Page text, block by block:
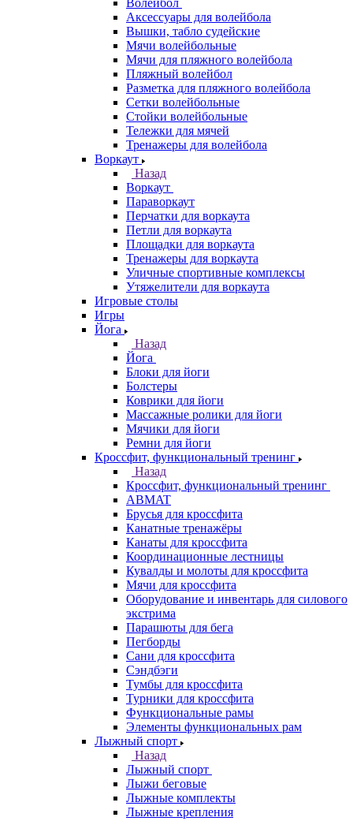
Волейбол
Аксессуары для волейбола
Вышки, табло судейские
Мячи волейбольные
Мячи для пляжного волейбола
Пляжный волейбол
Разметка для пляжного волейбола
Сетки волейбольные
Стойки волейбольные
Тележки для мячей
Тренажеры для волейбола
Воркаут
Назад
Воркаут
Параворкаут
Перчатки для воркаута
Петли для воркаута
Площадки для воркаута
Тренажеры для воркаута
Уличные спортивные комплексы
Утяжелители для воркаута
Игровые столы
Игры
Йога
Назад
Йога
Блоки для йоги
Болстеры
Коврики для йоги
Массажные ролики для йоги
Мячики для йоги
Ремни для йоги
Кроссфит, функциональный тренинг
Назад
Кроссфит, функциональный тренинг
ABMAT
Брусья для кроссфита
Канатные тренажёры
Канаты для кроссфита
Координационные лестницы
Кувалды и молоты для кроссфита
Мячи для кроссфита
Оборудование и инвентарь для силового
экстрима
Парашюты для бега
Пегборды
Сани для кроссфита
Сэндбэги
Тумбы для кроссфита
Турники для кроссфита
Функциональные рамы
Элементы функциональных рам
Лыжный спорт
Назад
Лыжный спорт
Лыжи беговые
Лыжные комплекты
Лыжные крепления